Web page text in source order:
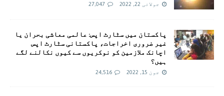
جولائی 22, 2022 27,047
پاکستان میں سٹارٹ اپس: عالمی معاشی بحران یا
غیر ضروری اخراجات، پاکستانی سٹارٹ اپس
اچانک ملازمین کو نوکریوں سے کیوں نکالنے لگے
ہیں؟
جون 15, 2022 24,516